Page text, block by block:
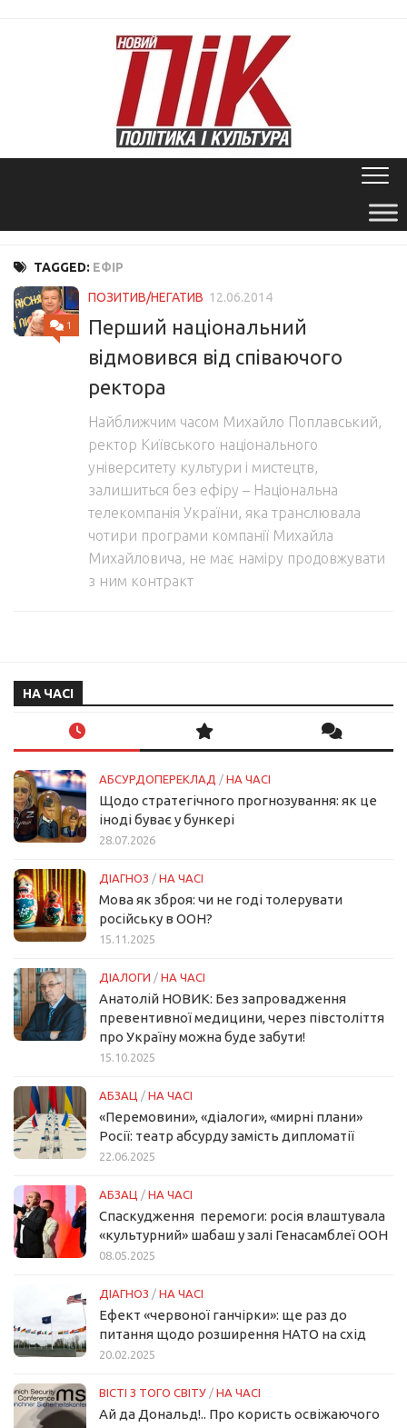
TAGGED: ЕФІР
1
ПОЗИТИВ/НЕГАТИВ 12.06.2014
Перший національний
відмовився від співаючого
ректора
Найближчим часом Михайло Поплавський,
ректор Київського національного
університету культури і мистецтв,
залишиться без ефіру – Національна
телекомпанія України, яка транслювала
чотири програми компанії Михайла
Михайловича, не має наміру продовжувати
з ним контракт
НА ЧАСІ
АБСУРДОПЕРЕКЛАД / НА ЧАСІ
Щодо стратегічного прогнозування: як це
іноді буває у бункері
28.07.2026
ДІАГНОЗ / НА ЧАСІ
Мова як зброя: чи не годі толерувати
російську в ООН?
15.11.2025
ДІАЛОГИ / НА ЧАСІ
Анатолій НОВИК: Без запровадження
превентивної медицини, через півстоліття
про Україну можна буде забути!
15.10.2025
АБЗАЦ / НА ЧАСІ
«Перемовини», «діалоги», «мирні плани»
Росії: театр абсурду замість дипломатії
22.06.2025
АБЗАЦ / НА ЧАСІ
Спаскудження перемоги: росія влаштувала
«культурний» шабаш у залі Генасамблеї ООН
08.05.2025
ДІАГНОЗ / НА ЧАСІ
Ефект «червоної ганчірки»: ще раз до
питання щодо розширення НАТО на схід
20.02.2025
ВІСТІ З ТОГО СВІТУ / НА ЧАСІ
Ай да Дональд!.. Про користь освіжаючого